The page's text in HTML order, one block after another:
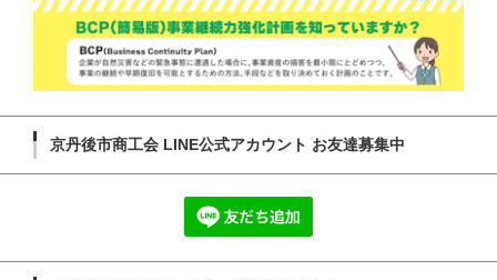
京丹後市商工会 LINE公式アカウント お友達募集中